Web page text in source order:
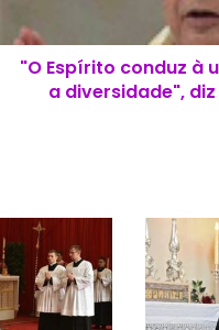
"O Espírito conduz à
a diversidade", diz